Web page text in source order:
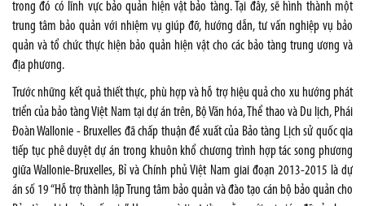
trong đó có lĩnh vực bảo quản hiện vật bảo tàng. Tại đây, sẽ hình thành một
trung tâm bảo quản với nhiệm vụ giúp đỡ, hướng dẫn, tư vấn nghiệp vụ bảo
quản và tổ chức thực hiện bảo quản hiện vật cho các bảo tàng trung ương và
địa phương.
Trước những kết quả thiết thực, phù hợp và hỗ trợ hiệu quả cho xu hướng phát
triển của bảo tàng Việt Nam tại dự án trên, Bộ Văn hóa, Thể thao và Du lịch, Phái
Đoàn Wallonie - Bruxelles đã chấp thuận đề xuất của Bảo tàng Lịch sử quốc qia
tiếp tục phê duyệt dự án trong khuôn khổ chương trình hợp tác song phương
giữa Wallonie-Bruxelles, Bỉ và Chính phủ Việt Nam giai đoạn 2013-2015 là dự
án số 19 “Hỗ trợ thành lập Trung tâm bảo quản và đào tạo cán bộ bảo quản cho